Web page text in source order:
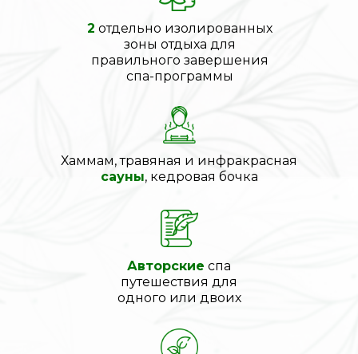
2 отдельно изолированных
зоны отдыха для
правильного завершения
спа-программы
Хаммам, травяная и инфракрасная
сауны, кедровая бочка
Авторские спа
путешествия для
одного или двоих